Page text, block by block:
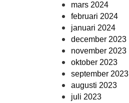
mars 2024
februari 2024
januari 2024
december 2023
november 2023
oktober 2023
september 2023
augusti 2023
juli 2023